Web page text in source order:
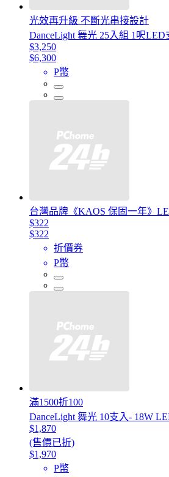
光效再升級 不斷光串接設計
DanceLight 舞光 25入組 1呎
$3,250
$6,300
P幣
台灣品牌《KAOS 保固一年》
$322
$322
折價券
P幣
滿1500折100
DanceLight 舞光 10支入- 18W
$1,870
(售價已折)
$1,970
P幣